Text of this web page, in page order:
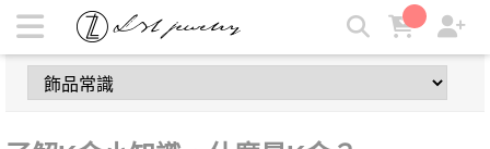
了解K金小知識，什麼是K金？ | LZL Jewelry 輕珠寶飾品